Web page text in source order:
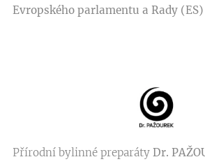
Evropského parlamentu a Rady (ES)
Přírodní bylinné preparáty Dr.